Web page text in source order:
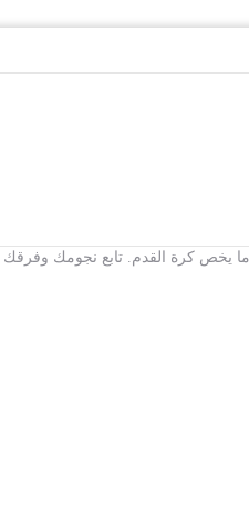
ما يخص كرة القدم. تابع نجومك